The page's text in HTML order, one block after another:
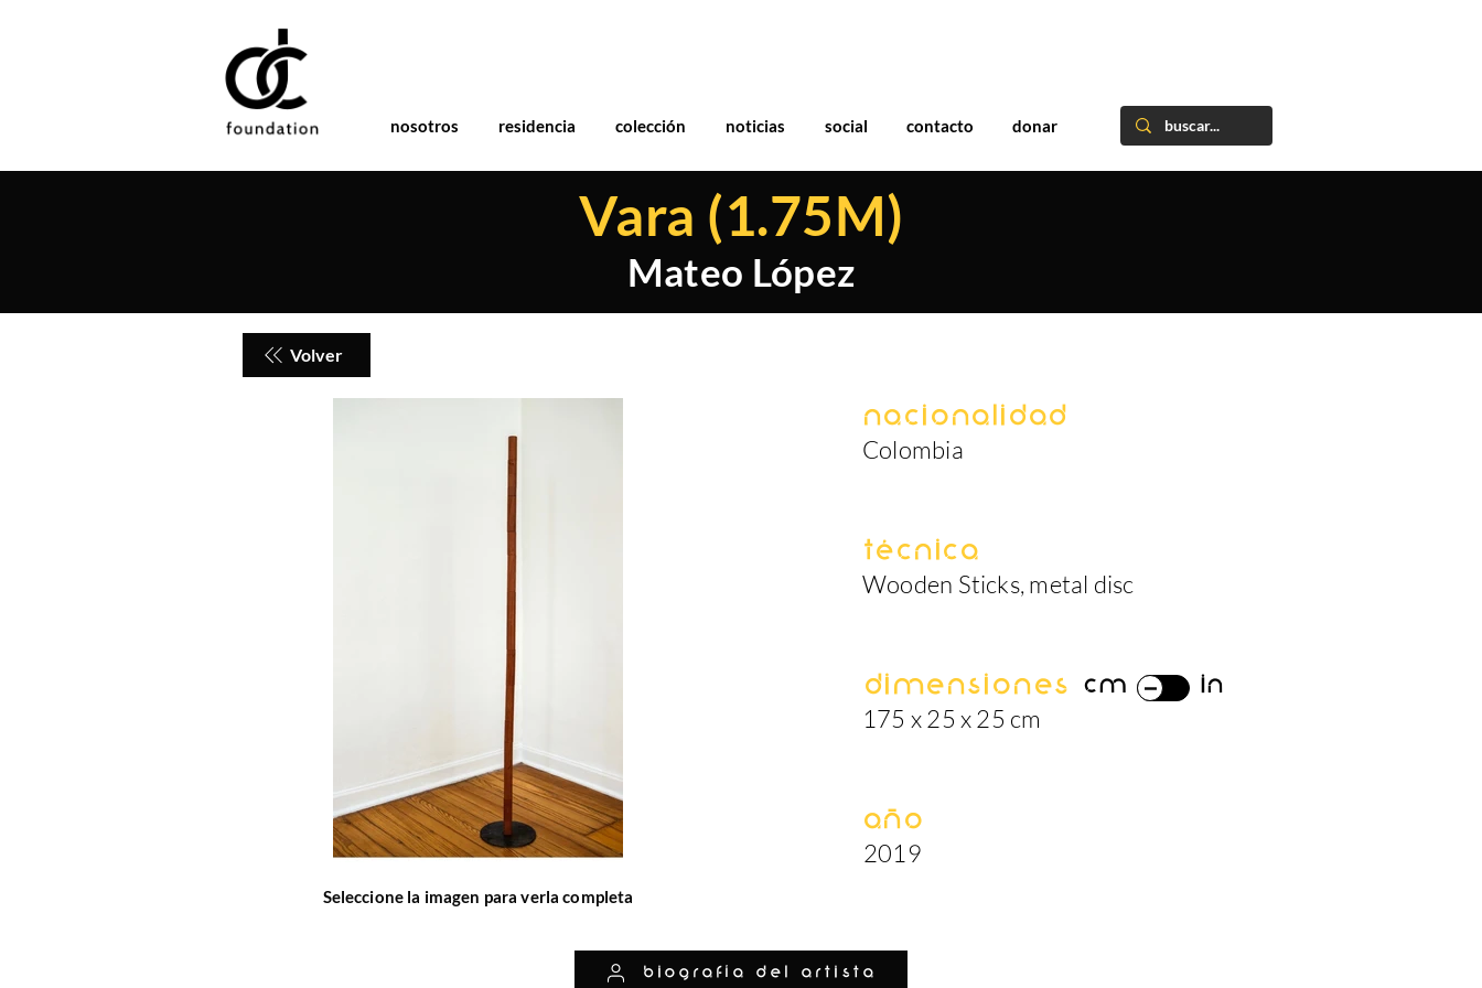
nosotros residencia colección noticias social contacto donar
Vara (1.75M)
Mateo López
Volver
Nacionalidad
Colombia
Técnica
Wooden Sticks, metal disc
Dimensiones cm in
175 x 25 x 25 cm
Año
2019
Seleccione la imagen para verla completa
biografía del artista